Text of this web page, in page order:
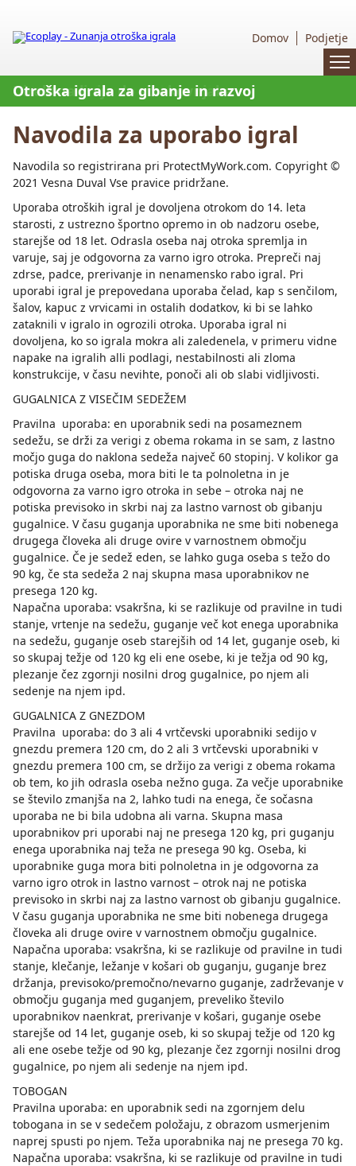
Zunanja otroška igrala - Ecoplay
Domov Podjetje
Otroška igrala za gibanje in razvoj
Direktna linija do strokovnjaka
TÜV certificirani strokovnjaki
Navodila za uporabo igral
Navodila so registrirana pri ProtectMyWork.com. Copyright ©
2021 Vesna Duval Vse pravice pridržane.
Uporaba otroških igral je dovoljena otrokom do 14. leta
starosti, z ustrezno športno opremo in ob nadzoru osebe,
starejše od 18 let. Odrasla oseba naj otroka spremlja in
varuje, saj je odgovorna za varno igro otroka. Prepreči naj
zdrse, padce, prerivanje in nenamensko rabo igral. Pri
uporabi igral je prepovedana uporaba čelad, kap s senčilom,
šalov, kapuc z vrvicami in ostalih dodatkov, ki bi se lahko
zataknili v igralo in ogrozili otroka. Uporaba igral ni
dovoljena, ko so igrala mokra ali zaledenela, v primeru vidne
napake na igralih alli podlagi, nestabilnosti ali zloma
konstrukcije, v času nevihte, ponoči ali ob slabi vidljivosti.
GUGALNICA Z VISEČIM SEDEŽEM
Pravilna uporaba: en uporabnik sedi na posameznem
sedežu, se drži za verigi z obema rokama in se sam, z lastno
močjo guga do naklona sedeža največ 60 stopinj. V kolikor ga
potiska druga oseba, mora biti le ta polnoletna in je
odgovorna za varno igro otroka in sebe – otroka naj ne
potiska previsoko in skrbi naj za lastno varnost ob gibanju
gugalnice. V času guganja uporabnika ne sme biti nobenega
drugega človeka ali druge ovire v varnostnem območju
gugalnice. Če je sedež eden, se lahko guga oseba s težo do
90 kg, če sta sedeža 2 naj skupna masa uporabnikov ne
presega 120 kg.
Napačna uporaba: vsakršna, ki se razlikuje od pravilne in tudi
stanje, vrtenje na sedežu, guganje več kot enega uporabnika
na sedežu, guganje oseb starejših od 14 let, guganje oseb, ki
so skupaj težje od 120 kg eli ene osebe, ki je težja od 90 kg,
plezanje čez zgornji nosilni drog gugalnice, po njem ali
sedenje na njem ipd.
GUGALNICA Z GNEZDOM
Pravilna uporaba: do 3 ali 4 vrtčevski uporabniki sedijo v
gnezdu premera 120 cm, do 2 ali 3 vrtčevski uporabniki v
gnezdu premera 100 cm, se držijo za verigi z obema rokama
ob tem, ko jih odrasla oseba nežno guga. Za večje uporabnike
se število zmanjša na 2, lahko tudi na enega, če sočasna
uporaba ne bi bila udobna ali varna. Skupna masa
uporabnikov pri uporabi naj ne presega 120 kg, pri guganju
enega uporabnika naj teža ne presega 90 kg. Oseba, ki
uporabnike guga mora biti polnoletna in je odgovorna za
varno igro otrok in lastno varnost – otrok naj ne potiska
previsoko in skrbi naj za lastno varnost ob gibanju gugalnice.
V času guganja uporabnika ne sme biti nobenega drugega
človeka ali druge ovire v varnostnem območju gugalnice.
Napačna uporaba: vsakršna, ki se razlikuje od pravilne in tudi
stanje, klečanje, ležanje v košari ob guganju, guganje brez
držanja, previsoko/premočno/nevarno guganje, zadrževanje v
območju guganja med guganjem, preveliko število
uporabnikov naenkrat, prerivanje v košari, guganje osebe
starejše od 14 let, guganje oseb, ki so skupaj težje od 120 kg
ali ene osebe težje od 90 kg, plezanje čez zgornji nosilni drog
gugalnice, po njem ali sedenje na njem ipd.
TOBOGAN
Pravilna uporaba: en uporabnik sedi na zgornjem delu
tobogana in se v sedečem položaju, z obrazom usmerjenim
naprej spusti po njem. Teža uporabnika naj ne presega 70 kg.
Napačna uporaba: vsakršna, ki se razlikuje od pravilne in tudi